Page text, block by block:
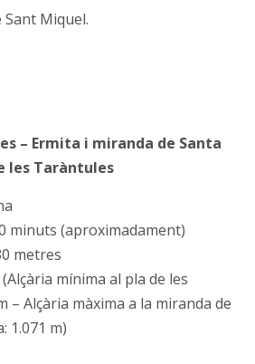
Miquel.
– Ermita i miranda de Santa
les Taràntules
minuts (aproximadament)
metres
(Alçària mínima al pla de les
– Alçària màxima a la miranda de
1.071 m)